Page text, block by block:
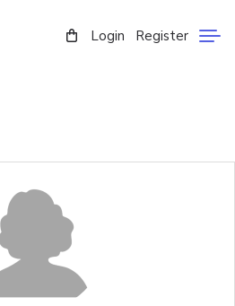
Login Register